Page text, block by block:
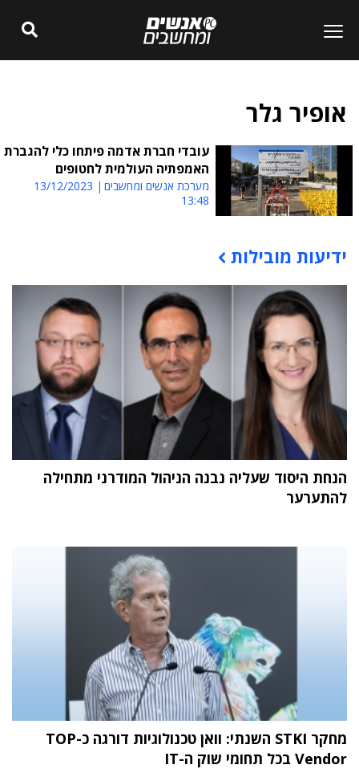
אופיר גלר
עובדי חברת אדמה פיתחו כלי להגברת
האמפתיה העולמית לחטופים
מערכת אנשים ומחשבים
13/12/2023
13:48
תוכן פרסומי
ידיעות מובילות
הנחת היסוד שעליה נבנה הניהול המודרני מתחילה
להתערער
מחקר STKI השנתי: וואן טכנולוגיות דורגה כ-TOP
Vendor בכל תחומי שוק ה-IT